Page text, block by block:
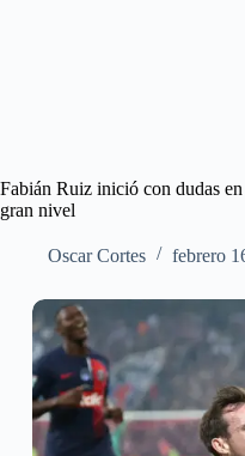
Fabián Ruiz inició con dudas
gran nivel
Oscar Cortes febrero